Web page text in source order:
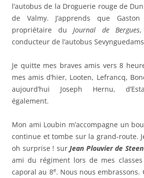
l’autobus de la Droguerie rouge de
de Valmy. J’apprends que
propriétaire du Journal de Bergues,
conducteur de l’autobus
Je quitte mes braves amis vers 8
mes amis d’hier, Looten, Lefrancq,
aujourd’hui Joseph Hernu,
également.
Mon ami Loubin m’accompagne un
continue et tombe sur la grand-route.
oh surprise ! sur Jean Plouvier de
ami du régiment lors de mes
caporal au 8e. Nous nous